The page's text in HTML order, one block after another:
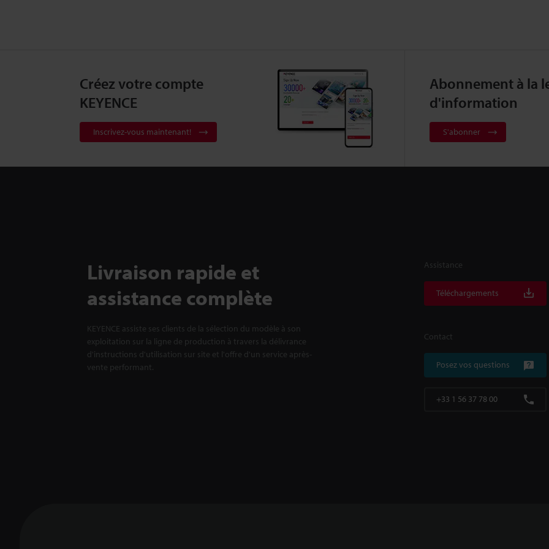
Créez votre compte
KEYENCE
Inscrivez-vous maintenant!
Abonnement à la
d'information
S'abonner
Livraison rapide et
assistance complète
KEYENCE assiste ses clients de la sélection du modèle à son
exploitation sur la ligne de production à travers la délivrance
d'instructions d'utilisation sur site et l'offre d'un service après-
vente performant.
Assistance
Téléchargements
Contact
Posez vos questions
+33 1 56 37 78 00